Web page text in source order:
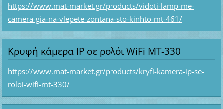
https://www.mat-market.gr/products/vidoti-lamp-me-
camera-gia-na-vlepete-zontana-sto-kinhto-mt-461/
Κρυφή κάμερα IP σε ρολόι WiFi MT-330
https://www.mat-market.gr/products/kryfi-kamera-ip-se-
roloi-wifi-mt-330/